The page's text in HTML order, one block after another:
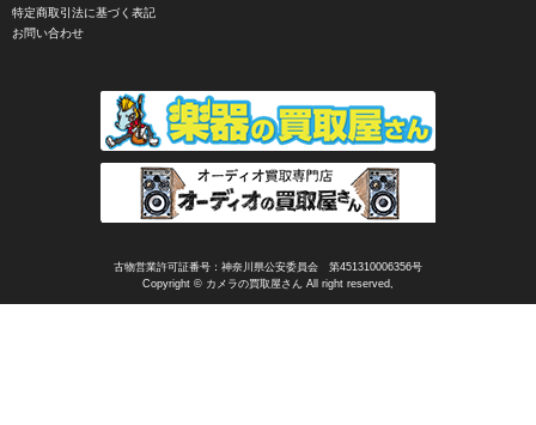
COMET（コメット）
Corfield（コーフィールド）
COSINA（コシナ）
COSMOS（コスモスインターナショナル）
COTTA（コッタ）
CRECIA（クレシア）
特定商取引法に基づく表記
お問い合わせ
古物営業許可証番号：神奈川県公安委員会 第451310006356号
Copyright © カメラの買取屋さん All right reserved,